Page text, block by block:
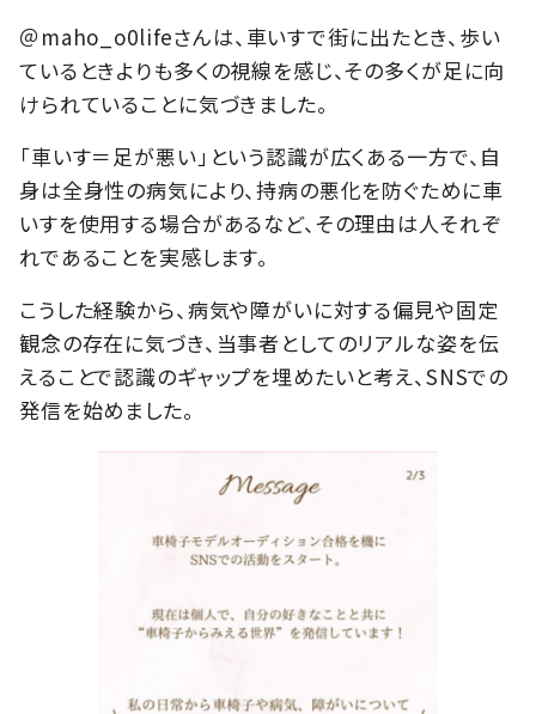
＠maho_o0lifeさんは、車いすで街に出たとき、歩い
ているときよりも多くの視線を感じ、その多くが足に向
けられていることに気づきました。
「車いす＝足が悪い」という認識が広くある一方で、自
身は全身性の病気により、持病の悪化を防ぐために車
いすを使用する場合があるなど、その理由は人それぞ
れであることを実感します。
こうした経験から、病気や障がいに対する偏見や固定
観念の存在に気づき、当事者としてのリアルな姿を伝
えることで認識のギャップを埋めたいと考え、SNSでの
発信を始めました。